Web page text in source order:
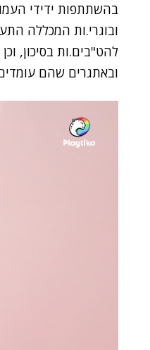
בהשתתפות ידידי
ובוגרי.ות המכללה
להט"בים.ות בסיכון,
ובאתגרים שהם